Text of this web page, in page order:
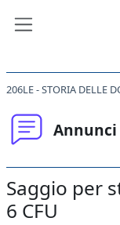
Annunci
Saggio per
6 CFU